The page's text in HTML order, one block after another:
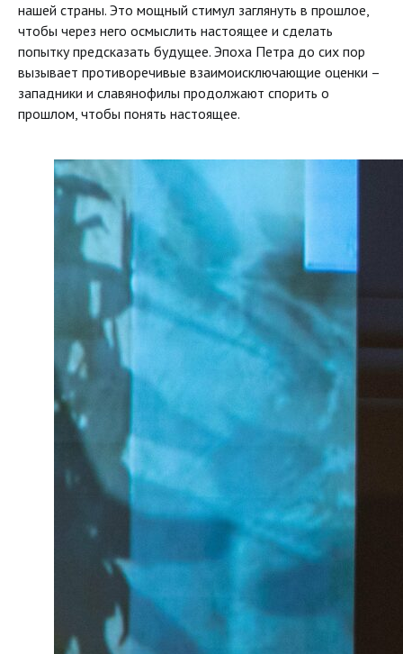
нашей страны. Это мощный стимул заглянуть в прошлое,
чтобы через него осмыслить настоящее и сделать
попытку предсказать будущее. Эпоха Петра до сих пор
вызывает противоречивые взаимоисключающие оценки –
западники и славянофилы продолжают спорить о
прошлом, чтобы понять настоящее.